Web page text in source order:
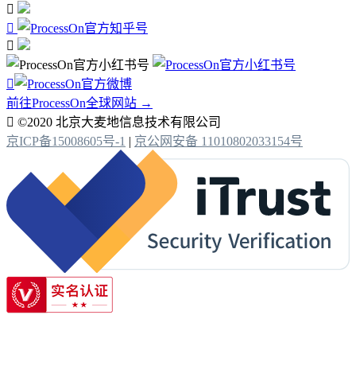




前往ProcessOn全球网站 →
 ©2020 北京大麦地信息技术有限公司
京ICP备15008605号-1 | 京公网安备 11010802033154号